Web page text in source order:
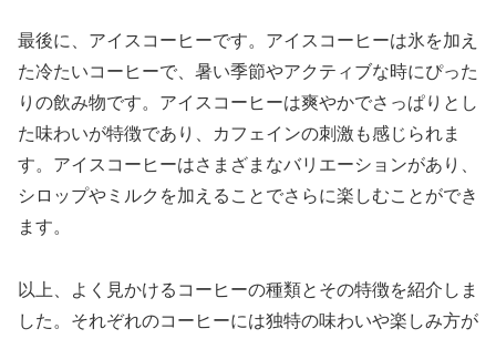
最後に、アイスコーヒーです。アイスコーヒーは氷を加え
た冷たいコーヒーで、暑い季節やアクティブな時にぴった
りの飲み物です。アイスコーヒーは爽やかでさっぱりとし
た味わいが特徴であり、カフェインの刺激も感じられま
す。アイスコーヒーはさまざまなバリエーションがあり、
シロップやミルクを加えることでさらに楽しむことができ
ます。
以上、よく見かけるコーヒーの種類とその特徴を紹介しま
した。それぞれのコーヒーには独特の味わいや楽しみ方が